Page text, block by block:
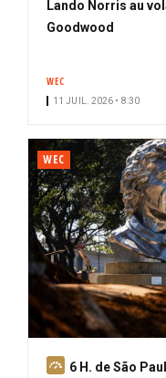
Lando Norris au
Goodwood
WEC
11 JUIL. 2026 • 8:30
WEC
A
6 H. de São